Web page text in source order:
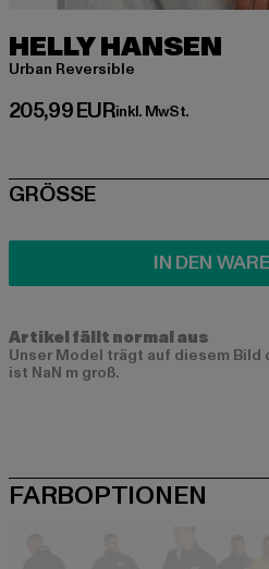
HELLY HANSEN
Urban Reversible
205,99 EUR
Derzeitiger Preis: 205,99 EUR
inkl. MwSt.
SIZE
GRÖSSE
IN DEN
Artikel fällt normal aus
Unser Model trägt auf diesem Bild
ist NaN m groß.
FARBOPTIONEN